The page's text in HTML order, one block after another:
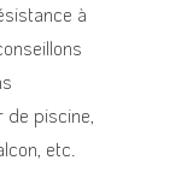
à
piscine,
etc.